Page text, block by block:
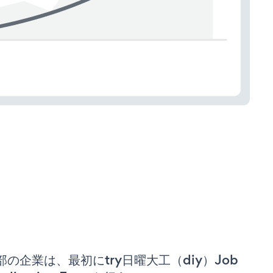
の企業は、最初にtry日曜大工（diy）Job